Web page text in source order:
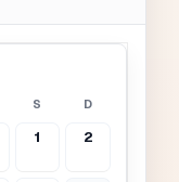
S D
1 2